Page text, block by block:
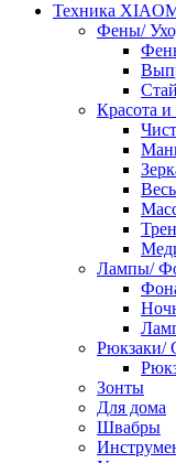
Техника
Фены/
Красота и
Лампы/
Рюкзаки/
Зонты
Для дома
Швабры